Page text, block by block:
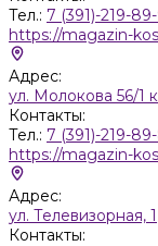
Тел.: 7 (391)-219-
https://magazin-
Адрес:
ул. Молокова 56/1
Контакты:
Тел.: 7 (391)-219-
https://magazin-
Адрес:
ул. Телевизорная, 1
Контакты: